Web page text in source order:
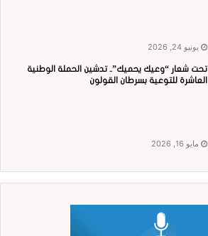
يونيو 24, 2026
تحت شعار “وعيك يحميك”.. تدشين الحملة الوطنية
العاشرة للتوعية بسرطان القولون
مايو 16, 2026